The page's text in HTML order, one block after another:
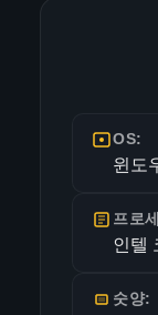
OS:
윈도
프로
인텔
숫양: